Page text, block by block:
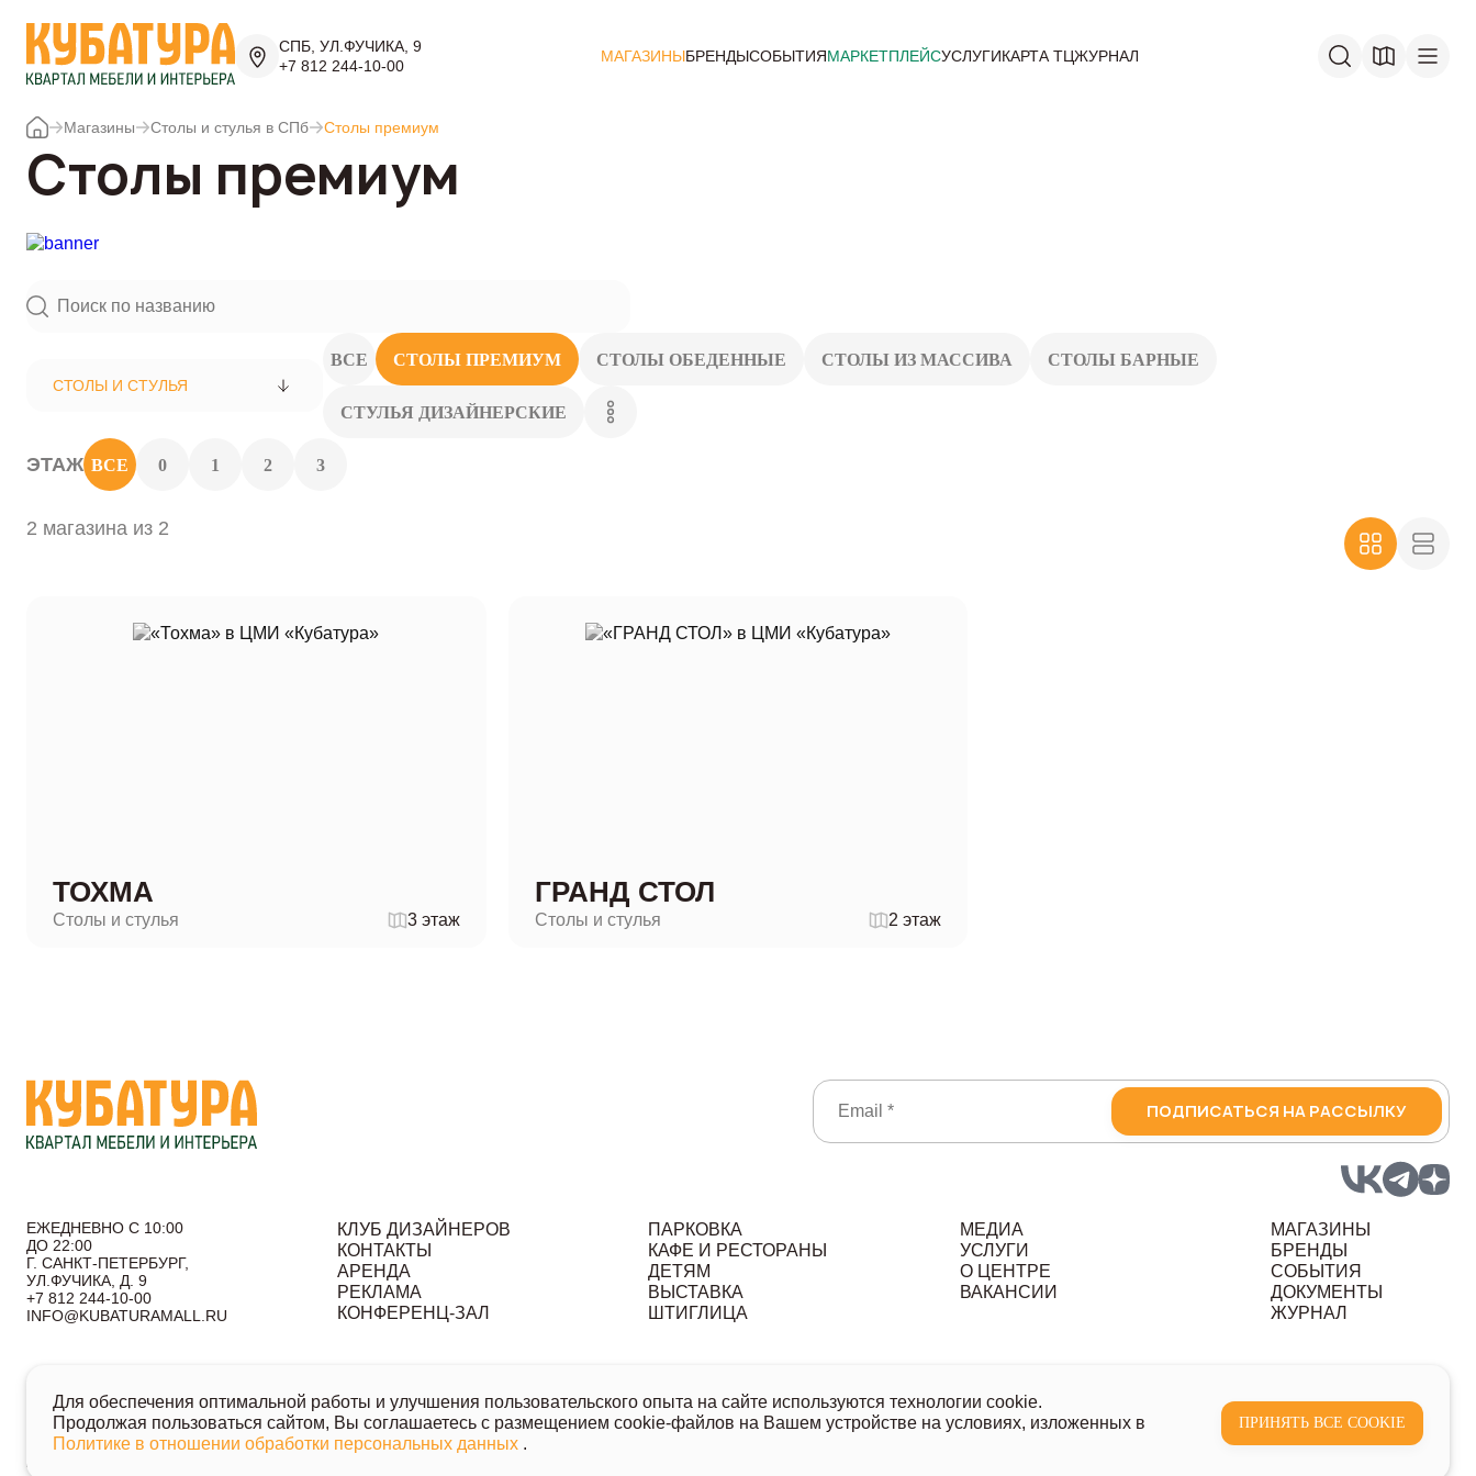
СПБ, УЛ.ФУЧИКА, 9
+7 812 244-10-00
МАГАЗИНЫБРЕНДЫСОБЫТИЯМАРКЕТПЛЕЙСУСЛУГИКАРТА ТЦЖУРНАЛ
Магазины Столы и стулья в СПб Столы премиум
Столы премиум
СТОЛЫ И СТУЛЬЯ
ВСЕ СТОЛЫ ПРЕМИУМ СТОЛЫ ОБЕДЕННЫЕ СТОЛЫ ИЗ МАССИВА СТОЛЫ БАРНЫЕ
СТУЛЬЯ ДИЗАЙНЕРСКИЕ
ЭТАЖ ВСЕ 0 1 2 3
2 магазина из 2
ТОХМА
Столы и стулья 3 этаж
ГРАНД СТОЛ
Столы и стулья 2 этаж
ПОДПИСАТЬСЯ НА РАССЫЛКУ
ЕЖЕДНЕВНО С 10:00
ДО 22:00
Г. САНКТ-ПЕТЕРБУРГ,
УЛ.ФУЧИКА, Д. 9
+7 812 244-10-00
INFO@KUBATURAMALL.RU
КЛУБ ДИЗАЙНЕРОВ
КОНТАКТЫ
АРЕНДА
РЕКЛАМА
КОНФЕРЕНЦ-ЗАЛ
ПАРКОВКА
КАФЕ И РЕСТОРАНЫ
ДЕТЯМ
ВЫСТАВКА
ШТИГЛИЦА
МЕДИА
УСЛУГИ
О ЦЕНТРЕ
ВАКАНСИИ
МАГАЗИНЫ
БРЕНДЫ
СОБЫТИЯ
ДОКУМЕНТЫ
ЖУРНАЛ
© 2026 Кубатура. Квартал мебели и интерьера
Информация о товарах и ценах на сайте не является публичной офертой, носит исключительно информационный характер.
Для получения подробной информации о наличии и стоимости указанных товаров и услуг напишите или позвоните нам.
Для обеспечения оптимальной работы и улучшения пользовательского опыта на сайте используются технологии cookie.
Продолжая пользоваться сайтом, Вы соглашаетесь с размещением cookie-файлов на Вашем устройстве на условиях, изложенных в
Политике в отношении обработки персональных данных .
ПРИНЯТЬ ВСЕ COOKIE